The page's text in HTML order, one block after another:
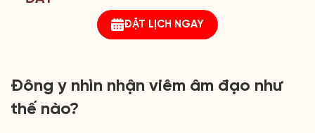
ĐẶT LỊCH NGAY
Đông y nhìn nhận viêm âm đạo như
thế nào?